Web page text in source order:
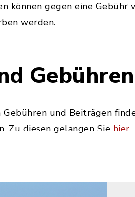
können gegen eine Gebühr
werden.
Gebühren
und Beiträgen
Zu diesen gelangen Sie hier.